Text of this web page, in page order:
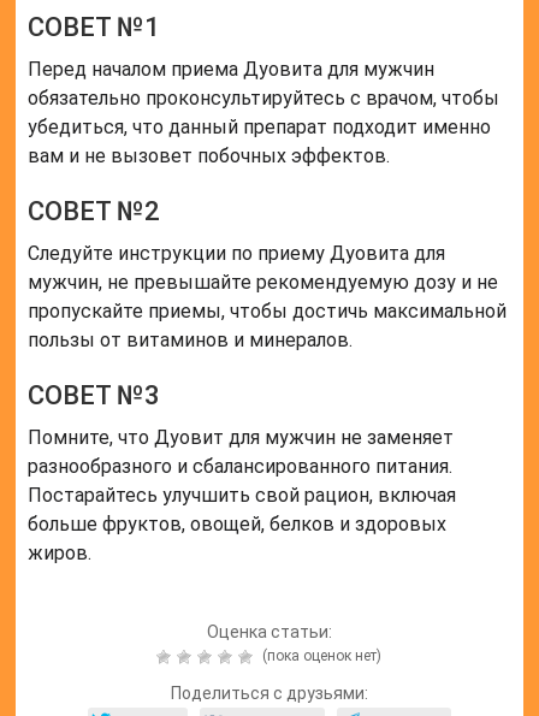
СОВЕТ №1
Перед началом приема Дуовита для мужчин
обязательно проконсультируйтесь с врачом, чтобы
убедиться, что данный препарат подходит именно
вам и не вызовет побочных эффектов.
СОВЕТ №2
Следуйте инструкции по приему Дуовита для
мужчин, не превышайте рекомендуемую дозу и не
пропускайте приемы, чтобы достичь максимальной
пользы от витаминов и минералов.
СОВЕТ №3
Помните, что Дуовит для мужчин не заменяет
разнообразного и сбалансированного питания.
Постарайтесь улучшить свой рацион, включая
больше фруктов, овощей, белков и здоровых
жиров.
Оценка статьи:
(пока оценок нет)
Поделиться с друзьями: